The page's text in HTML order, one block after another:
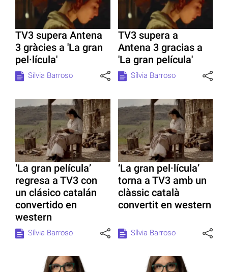
TV3 supera Antena
3 gràcies a 'La gran
pel·lícula'
Sílvia Barroso
TV3 supera a
Antena 3 gracias a
'La gran película'
Sílvia Barroso
‘La gran película’
regresa a TV3 con
un clásico catalán
convertido en
western
Sílvia Barroso
‘La gran pel·lícula’
torna a TV3 amb un
clàssic català
convertit en western
Sílvia Barroso